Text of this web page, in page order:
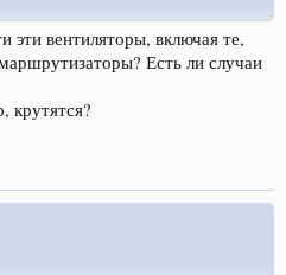
эти вентиляторы, включая те,
Есть ли случаи
крутятся?